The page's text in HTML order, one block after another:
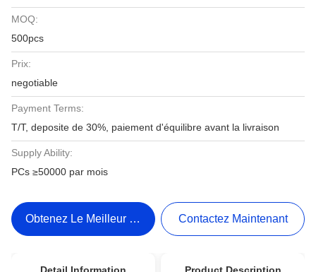
MOQ:
500pcs
Prix:
negotiable
Payment Terms:
T/T, deposite de 30%, paiement d'équilibre avant la livraison
Supply Ability:
PCs ≥50000 par mois
Obtenez Le Meilleur Prix Contactez Maintenant